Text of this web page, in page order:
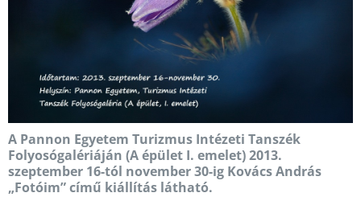
A Pannon Egyetem Turizmus Intézeti Tanszék
Folyosógalériáján (A épület I. emelet)2013.
szeptember 16-tól november 30-ig Kovács András
„Fotóim” című kiállítás látható.